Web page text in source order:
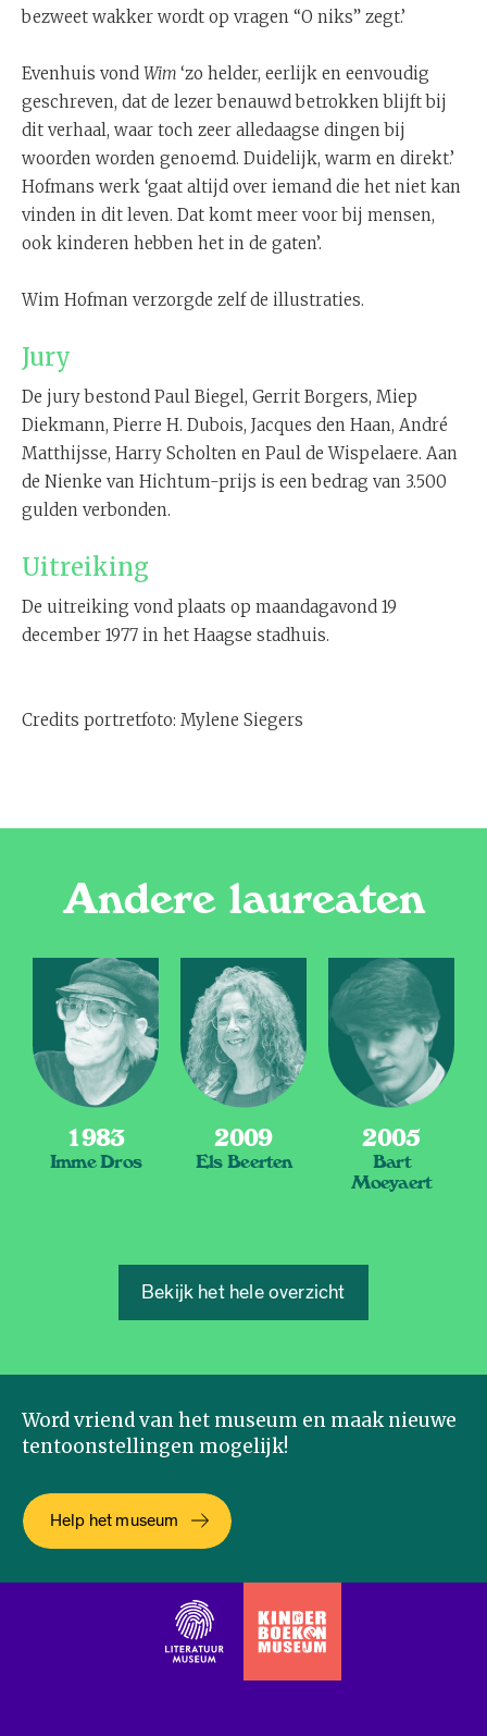
bezweet wakker wordt op vragen “O niks” zegt.’
Evenhuis vond Wim ‘zo helder, eerlijk en eenvoudig
geschreven, dat de lezer benauwd betrokken blijft bij
dit verhaal, waar toch zeer alledaagse dingen bij
woorden worden genoemd. Duidelijk, warm en direkt.’
Hofmans werk ‘gaat altijd over iemand die het niet kan
vinden in dit leven. Dat komt meer voor bij mensen,
ook kinderen hebben het in de gaten’.
Wim Hofman verzorgde zelf de illustraties.
Jury
De jury bestond Paul Biegel, Gerrit Borgers, Miep
Diekmann, Pierre H. Dubois, Jacques den Haan, André
Matthijsse, Harry Scholten en Paul de Wispelaere. Aan
de Nienke van Hichtum-prijs is een bedrag van 3.500
gulden verbonden.
Uitreiking
De uitreiking vond plaats op maandagavond 19
december 1977 in het Haagse stadhuis.
Credits portretfoto: Mylene Siegers
Andere laureaten
1983
Imme Dros
2009
Els Beerten
2005
Bart
Moeyaert
Bekijk het hele overzicht
Word vriend van het museum en maak nieuwe
tentoonstellingen mogelijk!
Help het museum